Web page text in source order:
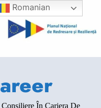
În Cariera De
Romanian